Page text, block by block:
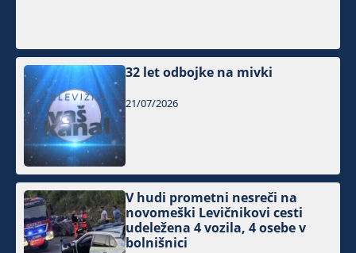
32 let odbojke na mivki
21/07/2026
V hudi prometni nesreči na
novomeški Levičnikovi cesti
udeležena 4 vozila, 4 osebe v
bolnišnici